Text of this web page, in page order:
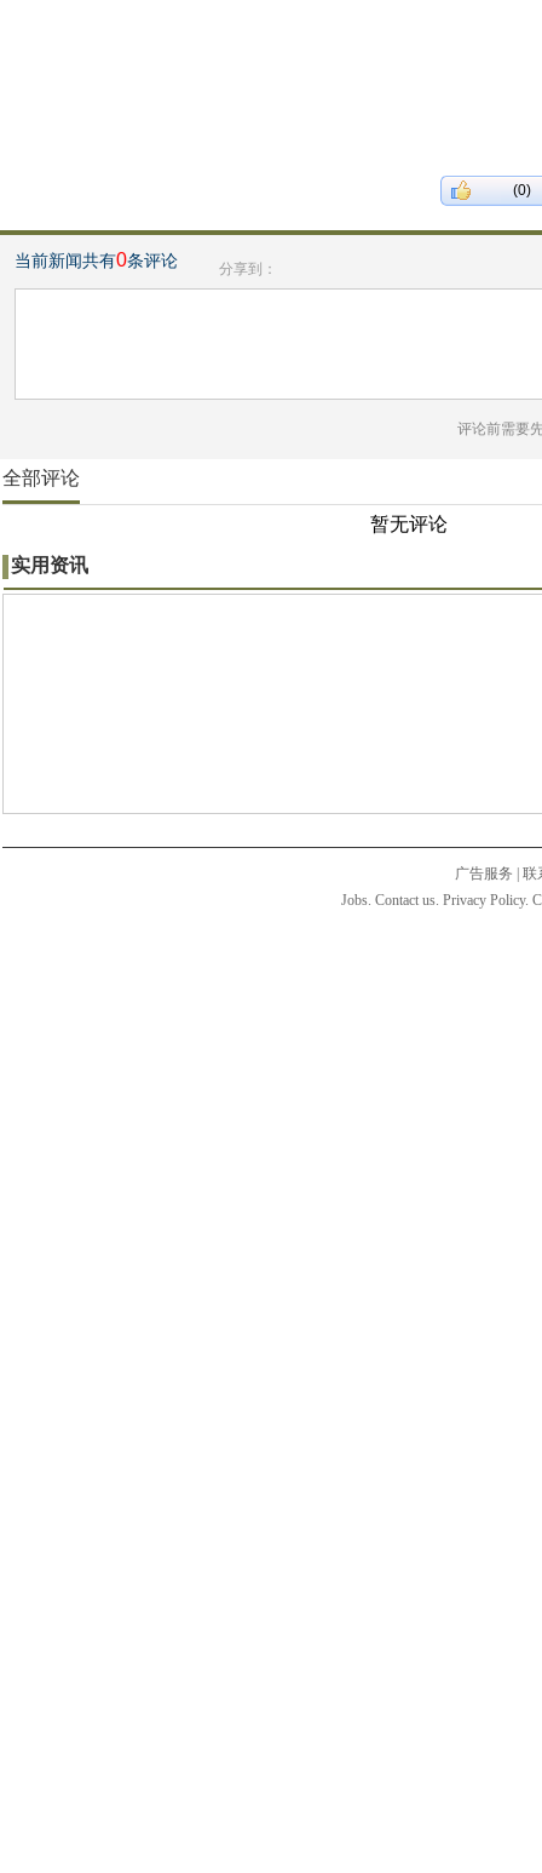
(0)
当前新闻共有0条评论 分享到：
评论前需要
全部评论
暂无评论
实用资讯
广告服务
联
Jobs. Contact us. Privacy Policy.